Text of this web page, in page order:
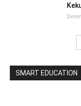
SMART EDUCATION